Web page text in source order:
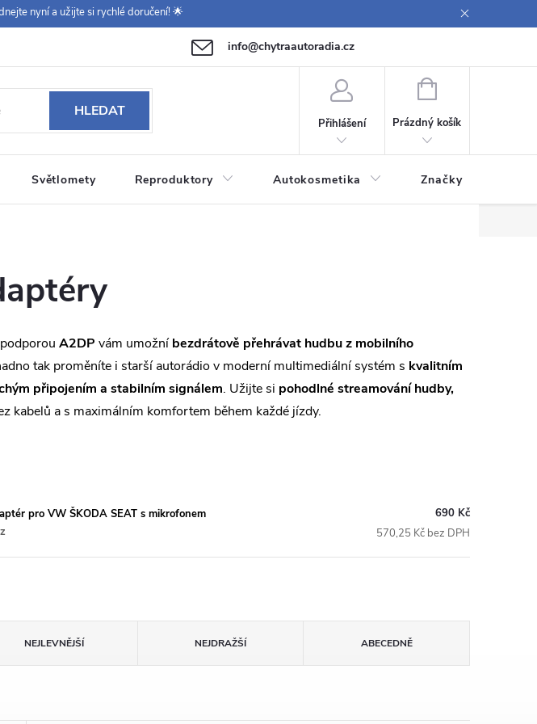
nyní a užijte si rychlé doručení! 🌟
+420 771 149 411 (Po-Pá 09:00-12:00, 12:30-14:00)
info@chytraautoradia.cz
HLEDAT
Přihlášení
NÁKUPNÍ
Prázdný košík
Světlomety Reproduktory Autokosmetika Značky
A2DP vám umožníbezdrátově přehrávat hudbu z mobilního
tak proměníte i starší autorádio v moderní multimediální systém s kvalitním
připojením a stabilním signálem. Užijte si pohodlné streamování hudby,
kabelů a s maximálním komfortem během každé jízdy.
pro VW ŠKODA SEAT s mikrofonem
690 Kč
570,25 Kč bez DPH
NEJLEVNĚJŠÍ NEJDRAŽŠÍ ABECEDNĚ